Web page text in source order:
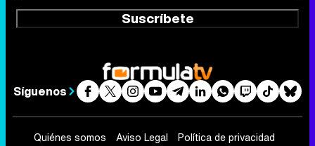
Suscríbete
Síguenos
Quiénes somos Aviso Legal
Política de privacidad